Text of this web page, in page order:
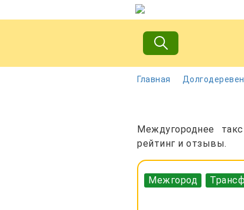
Главная
Междугороднее
рейтинг и отзывы.
Межгород